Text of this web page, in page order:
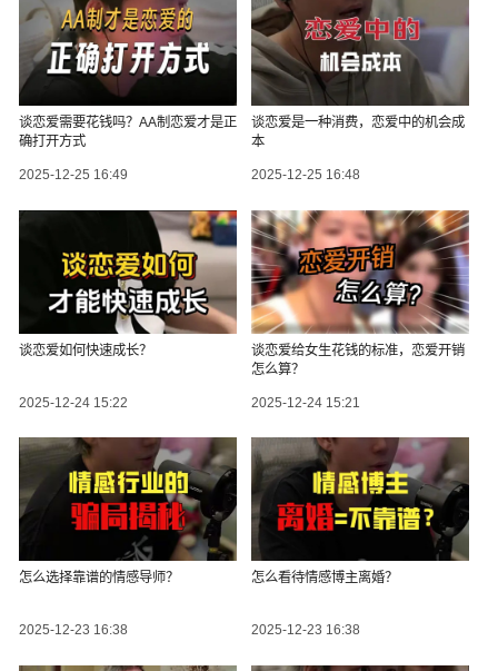
谈恋爱需要花钱吗？AA制恋爱才是正
确打开方式
2025-12-25 16:49
谈恋爱是一种消费，恋爱中的机会成
本
2025-12-25 16:48
谈恋爱如何快速成长？
2025-12-24 15:22
谈恋爱给女生花钱的标准，恋爱开销
怎么算？
2025-12-24 15:21
怎么选择靠谱的情感导师？
2025-12-23 16:38
怎么看待情感博主离婚？
2025-12-23 16:38